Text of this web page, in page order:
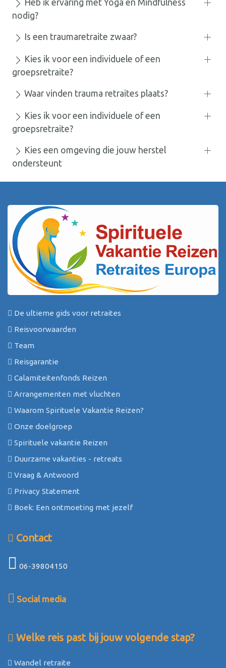
Heb ik ervaring met Yoga en Mindfulness
nodig?
Is een traumaretraite zwaar?
Kies ik voor een individuele of een
groepsretraite?
Waar vinden trauma retraites plaats?
Kies ik voor een individuele of een
groepsretraite?
Kies een omgeving die jouw herstel
ondersteunt
De ultieme gids voor retraites
Reisvoorwaarden
Team
Reisgarantie
Calamiteitenfonds Reizen
Arrangementen met vluchten
Waarom Spirituele Vakantie Reizen?
Onze doelgroep
Spirituele vakantie Reizen
Duurzame vakanties - retreats
Vraag & Antwoord
Privacy Statement
Boek: Een ontmoeting met jezelf
Contact
06-39804150
Social media
Welke reis past bij jouw volgende stap?
Wandel retraite